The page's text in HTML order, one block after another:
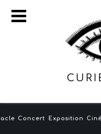
Concert Exposition